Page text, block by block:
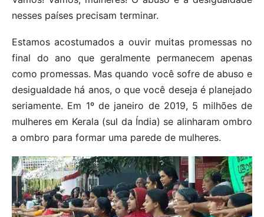
nesses países precisam terminar.
Estamos acostumados a ouvir muitas promessas no
final do ano que geralmente permanecem apenas
como promessas. Mas quando você sofre de abuso e
desigualdade há anos, o que você deseja é planejado
seriamente. Em 1º de janeiro de 2019, 5 milhões de
mulheres em Kerala (sul da Índia) se alinharam ombro
a ombro para formar uma parede de mulheres.